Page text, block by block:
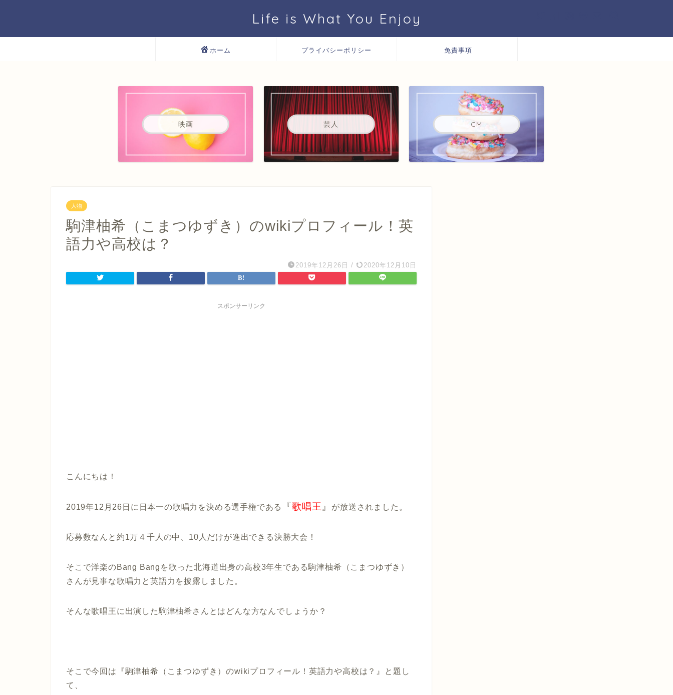
Life is What You Enjoy
ホーム プライバシーポリシー 免責事項
映画 芸人 CM
人物
駒津柚希（こまつゆずき）のwikiプロフィール！英
語力や高校は？
2019年12月26日 / 2020年12月10日
スポンサーリンク
こんにちは！
2019年12月26日に日本一の歌唱力を決める選手権である 『歌唱王 』 が放送されました。
応募数なんと約1万４千人の中、10人だけが進出できる決勝大会！
そこで洋楽のBang Bangを歌った北海道出身の高校3年生である駒津柚希（こまつゆずき）
さんが見事な歌唱力と英語力を披露しました。
そんな歌唱王に出演した駒津柚希さんとはどんな方なんでしょうか？
そこで今回は『駒津柚希（こまつゆずき）のwikiプロフィール！英語力や高校は？』と題し
て、